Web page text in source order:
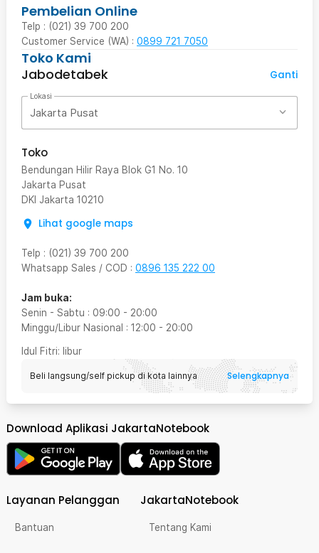
Pembelian Online
Telp : (021) 39 700 200
Customer Service (WA) : 0899 721 7050
Toko Kami
Jabodetabek
Ganti
Lokasi
Jakarta Pusat
Toko
Bendungan Hilir Raya Blok G1 No. 10
Jakarta Pusat
DKI Jakarta 10210
Lihat google maps
Telp : (021) 39 700 200
Whatsapp Sales / COD : 0896 135 222 00
Jam buka:
Senin - Sabtu : 09:00 - 20:00
Minggu/Libur Nasional : 12:00 - 20:00
Idul Fitri: libur
Beli langsung/self pickup di kota lainnya Selengkapnya
Download Aplikasi JakartaNotebook
Layanan Pelanggan
Bantuan
JakartaNotebook
Tentang Kami